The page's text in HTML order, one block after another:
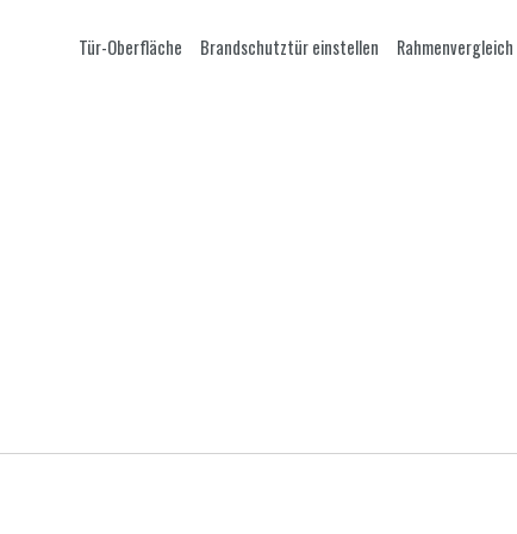
Tür-Oberfläche Brandschutztür einstellen Rahmenvergleich